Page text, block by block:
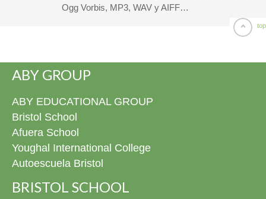
Ogg Vorbis, MP3, WAV y AIFF…
top
ABY GROUP
ABY EDUCATIONAL GROUP
Bristol School
Afuera School
Youghal International College
Autoescuela Bristol
BRISTOL SCHOOL